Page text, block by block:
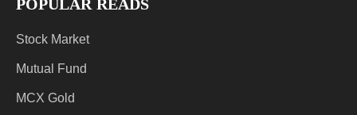
POPULAR READS
Stock Market
Mutual Fund
MCX Gold